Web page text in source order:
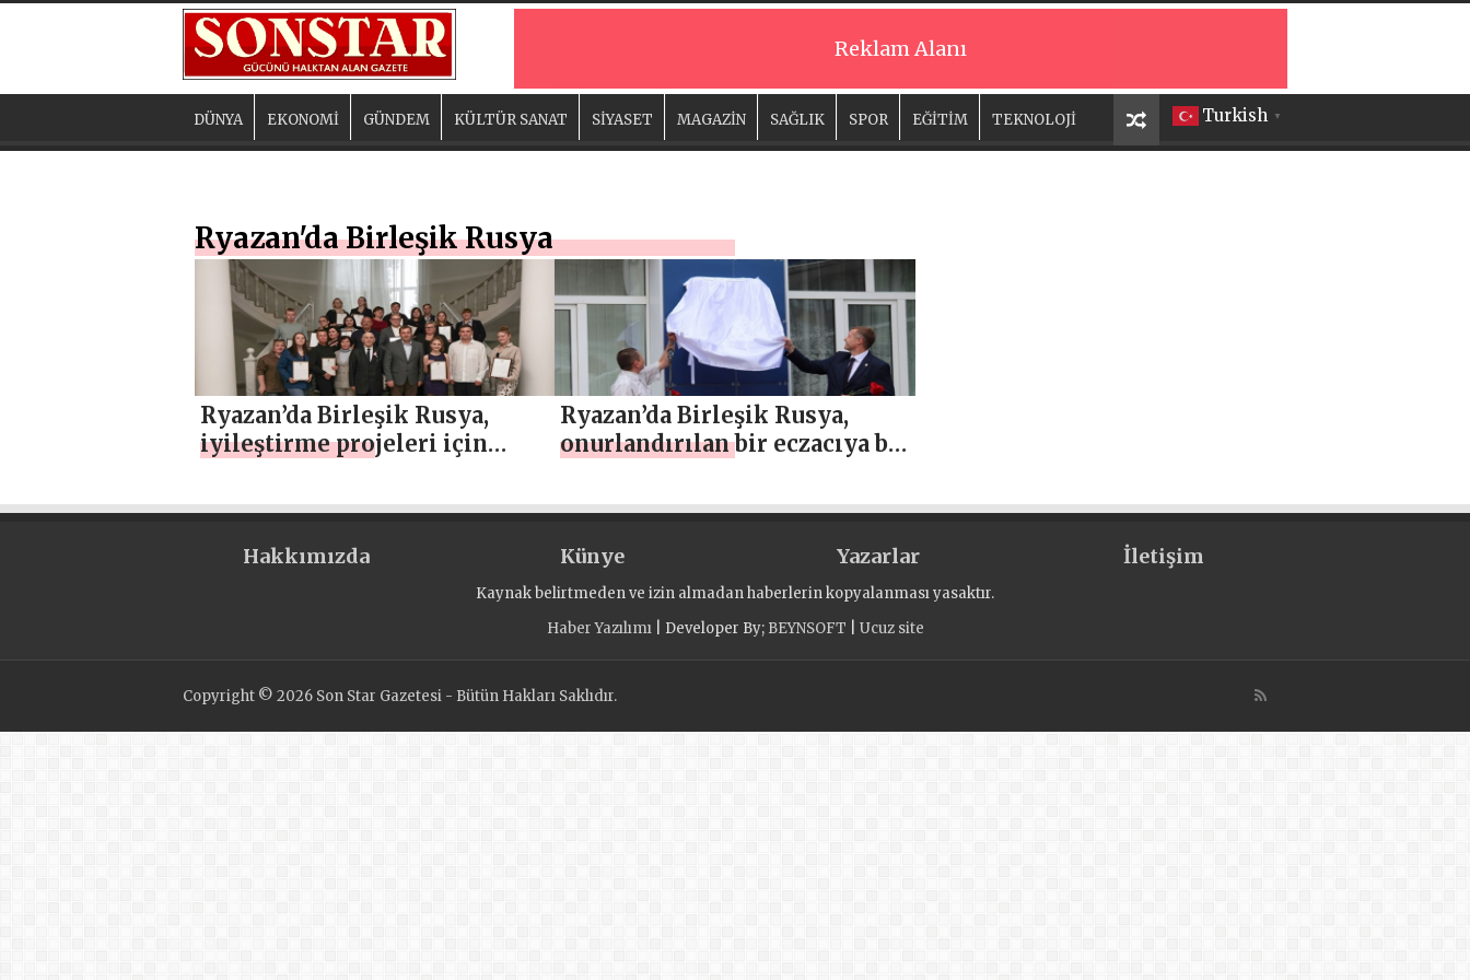
Reklam Alanı
Turkish ▼
DÜNYA EKONOMİ GÜNDEM KÜLTÜR SANAT SİYASET MAGAZİN SAĞLIK SPOR EĞİTİM TEKNOLOJİ
Ryazan'da Birleşik Rusya
Ryazan’da Birleşik Rusya,
iyileştirme projeleri için
gönüllülere ödül verdi
Ryazan’da Birleşik Rusya,
onurlandırılan bir eczacıya bir
Hakkımızda Künye Yazarlar İletişim
Kaynak belirtmeden ve izin almadan haberlerin kopyalanması yasaktır.
Haber Yazılımı| Developer By; BEYNSOFT Ucuz site
Copyright © 2026 Son Star Gazetesi - Bütün Hakları Saklıdır.